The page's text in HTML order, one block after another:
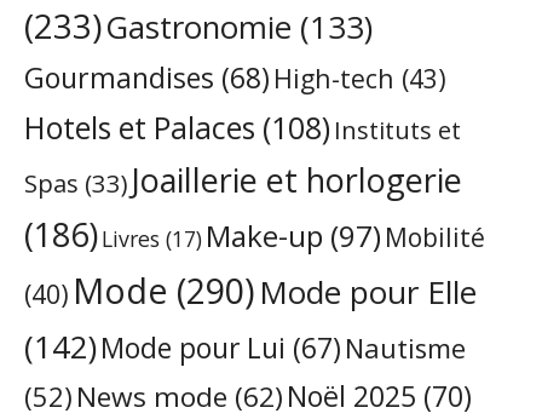
(233)Gastronomie (133)
Gourmandises (68) High-tech (43)
Hotels et Palaces (108) Instituts et
Spas (33) Joaillerie et horlogerie
(186)Livres (17) Make-up (97) Mobilité
(40) Mode (290)Mode pour Elle
(142)Mode pour Lui (67) Nautisme
(52) News mode (62)Noël 2025 (70)